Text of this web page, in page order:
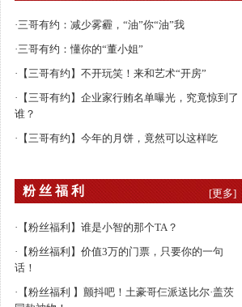
·三哥有约：减少雾霾，“油”你“油”我
·三哥有约：懂你的“董小姐”
· 【三哥有约】不开玩笑！来和艺术“开房”
· 【三哥有约】企业家行贿名单曝光，究竟惊到了
谁？
· 【三哥有约】今年的月饼，竟然可以这样吃
粉 丝 福 利 [更多]
· 【粉丝福利】谁是小智的那个TA？
· 【粉丝福利】价值3万的门票，只要你的一句
话！
· 【粉丝福利 】颤抖吧！土豪哥仨派送比尔·盖茨